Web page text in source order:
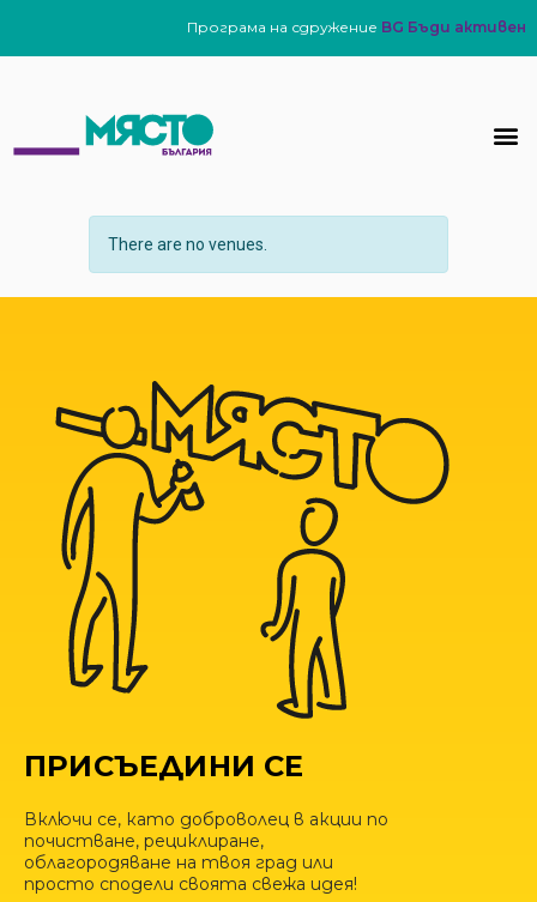
Програма на сдружение BG Бъди активен
There are no venues.
ПРИСЪЕДИНИ СЕ
Включи се, като доброволец в акции по
почистване, рециклиране,
облагородяване на твоя град или
просто сподели своята свежа идея!